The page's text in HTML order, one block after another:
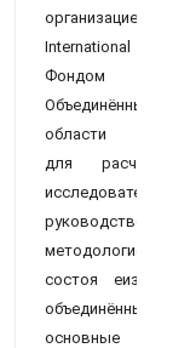
International
Фондом
области
для расчета
исследователи
методологией,
состоя еизи13
объединённых
основные